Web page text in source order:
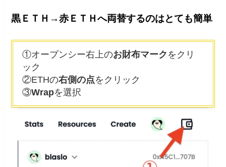
黒ＥＴＨ→赤ＥＴＨへ両替するのはとても簡単
①オープンシー右上のお財布マーク をクリ
ック
②ETHの右側の点をクリック
③Wrapを選択